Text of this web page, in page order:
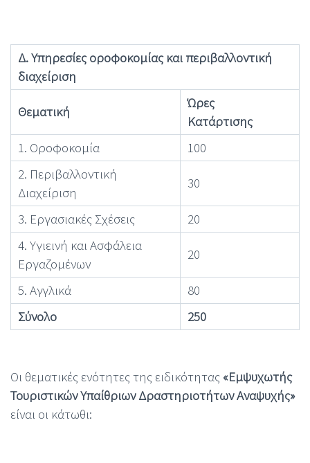
Δ. Υπηρεσίες οροφοκομίας και περιβαλλοντική
διαχείριση
Θεματική
Ώρες
Κατάρτισης
1. Οροφοκομία
100
2. Περιβαλλοντική
Διαχείριση
30
3. Εργασιακές Σχέσεις
20
4. Υγιεινή και Ασφάλεια
Εργαζομένων
20
5. Αγγλικά
80
Σύνολο
250
Οι θεματικές ενότητες της ειδικότητας «Εμψυχωτής
Τουριστικών Υπαίθριων Δραστηριοτήτων Αναψυχής»
είναι οι κάτωθι: